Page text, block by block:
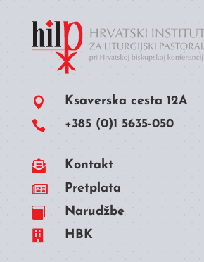
 Ksaverska cesta 12A
 +385 (0)1 5635-050
 Kontakt
 Pretplata
 Narudžbe
 HBK